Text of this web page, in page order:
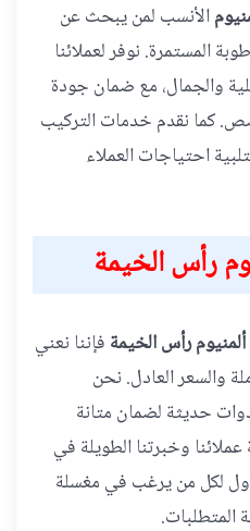
الأنسب لمن يبحث عن
المستمرة. نوفر لعملائنا
والجمال، مع ضمان جودة
كما نقدم خدمات التركيب
24 – 48 ساعة لتلبية احتياجات العملاء
رأس الخيمة
رأس الخيمة فإننا نعني
والسعر العادل. نحن
حديثة لضمان متانة
وخبرتنا الطويلة في
لكل من يرغب في مغسلة
المتطلبات.